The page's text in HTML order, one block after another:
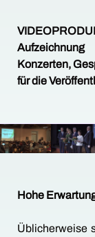
Konzerten,
für die
Hohe
Üblicherweise